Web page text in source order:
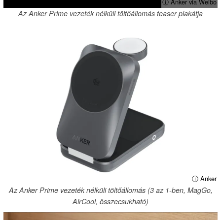
Az Anker Prime vezeték nélküli töltőállomás teaser plakátja
ⓘ Anker
Az Anker Prime vezeték nélküli töltőállomás (3 az 1-ben, MagGo,
AirCool, összecsukható)